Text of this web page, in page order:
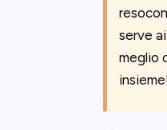
serve
meglio